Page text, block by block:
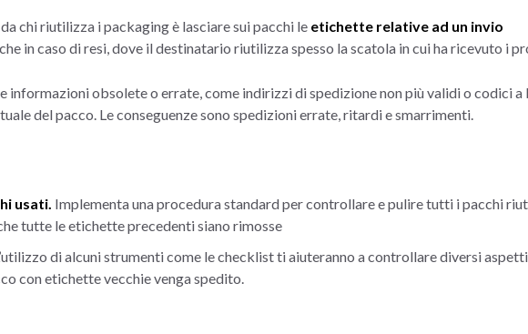
chi riutilizza i packaging è lasciare sui pacchi le etichette relative ad un invio
in caso di resi, dove il destinatario riutilizza spesso la scatola in cui ha ricevuto i
informazioni obsolete o errate, come indirizzi di spedizione non più validi o codici a
del pacco. Le conseguenze sono spedizioni errate, ritardi e smarrimenti.
usati. Implementa una procedura standard per controllare e pulire tutti i pacchi
tutte le etichette precedenti siano rimosse
di alcuni strumenti come le checklist ti aiuteranno a controllare diversi
con etichette vecchie venga spedito.